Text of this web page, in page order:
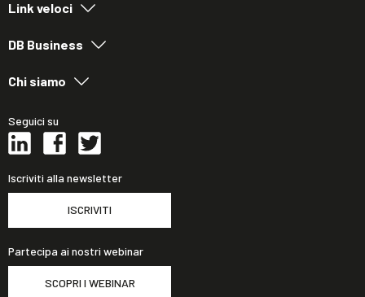
Link veloci
DB Business
Chi siamo
Seguici su
Iscriviti alla newsletter
ISCRIVITI
Partecipa ai nostri webinar
SCOPRI I WEBINAR